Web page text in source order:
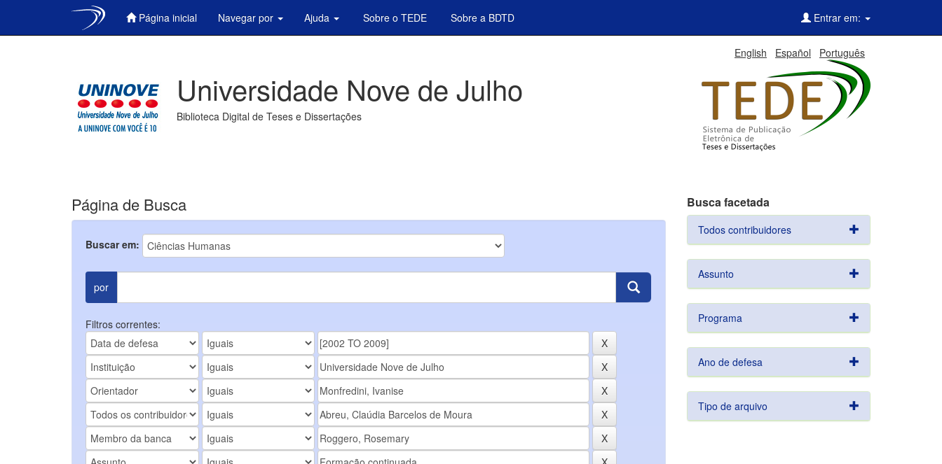
Página inicial Navegar por Ajuda Sobre o TEDE Sobre a BDTD Entrar em:
English Español Português
Universidade Nove de Julho
Biblioteca Digital de Teses e Dissertações
Página de Busca
Buscar em:
por
Filtros correntes:
Busca facetada
Todos contribuidores
Assunto
Programa
Ano de defesa
Tipo de arquivo